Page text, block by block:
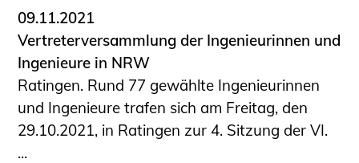
09.11.2021
Vertreterversammlung der Ingenieurinnen und
Ingenieure in NRW
Ratingen. Rund 77 gewählte Ingenieurinnen
und Ingenieure trafen sich am Freitag, den
29.10.2021, in Ratingen zur 4. Sitzung der VI.
...